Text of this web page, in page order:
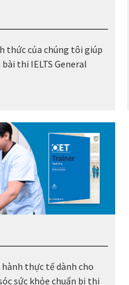
thức của chúng tôi giúp
thi IELTS General
thực tế dành cho
sức khỏe chuẩn bị thi